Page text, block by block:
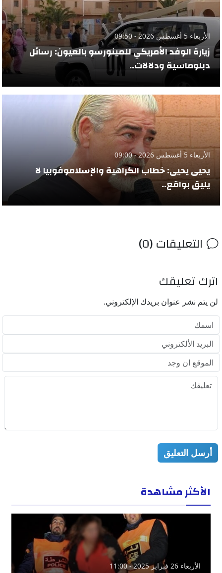
الأربعاء 5 أغسطس 2026 - 09:50
زيارة الوفد الأمريكي للمينورسو بالعيون: رسائل
دبلوماسية ودلالات..
الأربعاء 5 أغسطس 2026 - 09:00
يحيى يحيى: خطاب الكراهية والإسلاموفوبيا لا
يليق بواقع..
التعليقات (0)
اترك تعليقك
لن يتم نشر عنوان بريدك الإلكتروني.
أرسل التعليق
الأكثر مشاهدة
الأربعاء 26 فبراير 2025 - 11:00